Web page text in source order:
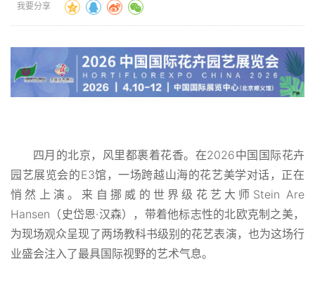
我要分享
四月的北京，风里都裹着花香。在2026中国国际花卉
园艺展览会的E3馆，一场跨越山海的花艺美学对话，正在
悄然上演。来自挪威的世界级花艺大师Stein Are
Hansen（史岱恩·汉森），带着他标志性的北欧克制之美，
为现场观众呈现了两场教科书级别的花艺表演，也为这场行
业盛会注入了最具国际视野的艺术气息。